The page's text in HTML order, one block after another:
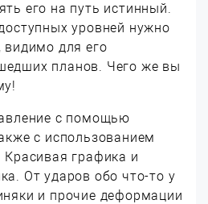
его на путь истинный.
уровней нужно
видимо для его
планов. Чего же вы
с помощью
с использованием
Красивая графика и
От ударов обо что-то у
и прочие деформации